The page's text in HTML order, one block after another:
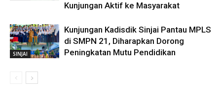
Kunjungan Aktif ke Masyarakat
SINJAI
Kunjungan Kadisdik Sinjai Pantau MPLS
di SMPN 21, Diharapkan Dorong
Peningkatan Mutu Pendidikan